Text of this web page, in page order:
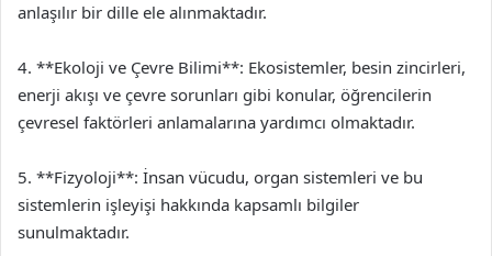
anlaşılır bir dille ele alınmaktadır.
4. **Ekoloji ve Çevre Bilimi**: Ekosistemler, besin zincirleri,
enerji akışı ve çevre sorunları gibi konular, öğrencilerin
çevresel faktörleri anlamalarına yardımcı olmaktadır.
5. **Fizyoloji**: İnsan vücudu, organ sistemleri ve bu
sistemlerin işleyişi hakkında kapsamlı bilgiler
sunulmaktadır.